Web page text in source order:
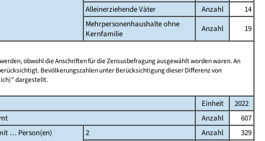
Alleinerziehende Väter
Anzahl
14
Mehrpersonenhaushalte ohne
Kernfamilie
Anzahl
19
obwohl die Anschriften für die Zensusbefragung ausgewählt worden waren. An
Bevölkerungszahlen unter Berücksichtigung dieser Differenz von
dargestellt.
Einheit
2022
Anzahl
607
… Person(en)
2 Anzahl
329